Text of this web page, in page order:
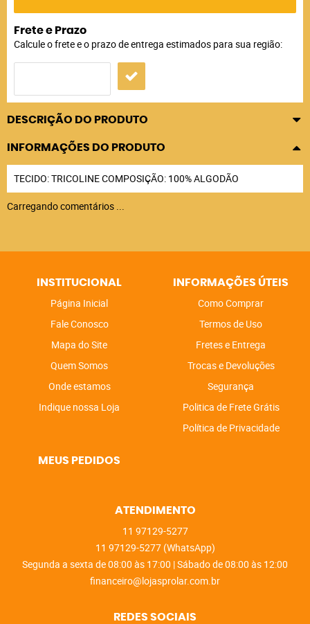
Frete e Prazo
Calcule o frete e o prazo de entrega estimados para sua região:
DESCRIÇÃO DO PRODUTO
INFORMAÇÕES DO PRODUTO
TECIDO: TRICOLINE COMPOSIÇÃO: 100% ALGODÃO
Carregando comentários ...
INSTITUCIONAL
Página Inicial
Fale Conosco
Mapa do Site
Quem Somos
Onde estamos
Indique nossa Loja
INFORMAÇÕES ÚTEIS
Como Comprar
Termos de Uso
Fretes e Entrega
Trocas e Devoluções
Segurança
Politica de Frete Grátis
Política de Privacidade
MEUS PEDIDOS
ATENDIMENTO
11 97129-5277
11 97129-5277 (WhatsApp)
Segunda a sexta de 08:00 às 17:00 | Sábado de 08:00 às 12:00
financeiro@lojasprolar.com.br
REDES SOCIAIS